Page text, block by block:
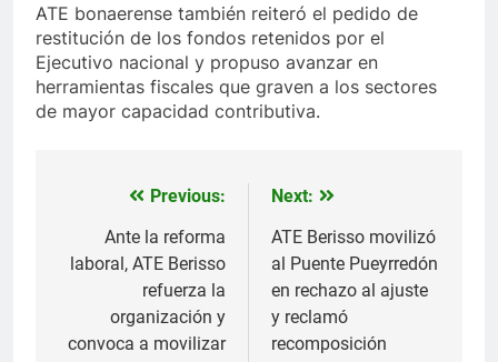
ATE bonaerense también reiteró el pedido de
restitución de los fondos retenidos por el
Ejecutivo nacional y propuso avanzar en
herramientas fiscales que graven a los sectores
de mayor capacidad contributiva.
Navegación
entradas
Previous:
Ante la reforma
laboral, ATE Berisso
refuerza la
organización y
convoca a movilizar
Next:
ATE Berisso movilizó
al Puente Pueyrredón
en rechazo al ajuste
y reclamó
recomposición